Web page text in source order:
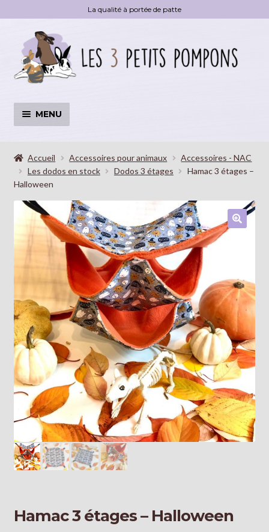
La qualité à portée de patte
Aller
navigation
Aller
au
contenu
MENU
LE
MENU
Livre
Déstockage
Blog
Galerie
Accueil Accessoires pour animaux
Accessoires - NAC
Les dodos en stock
Dodos 3 étages
Hamac 3 étages –
Halloween
Hamac 3 étages – Halloween